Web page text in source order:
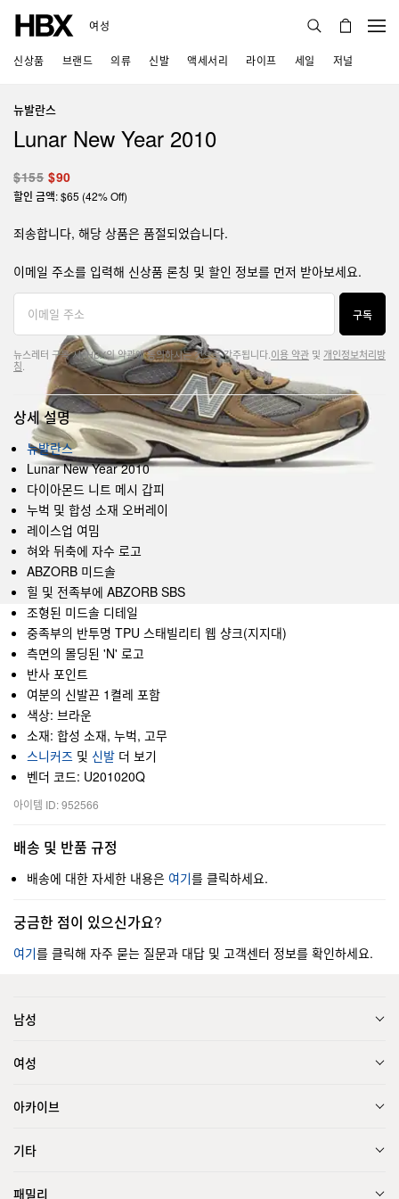
여성
신상품 브랜드 의류 신발 액세서리 라이프 세일 저널
뉴발란스
Lunar New Year 2010
$155 $90
할인 금액: $65 (42% Off)
죄송합니다, 해당 상품은 품절되었습니다.
이메일 주소를 입력해 신상품 론칭 및 할인 정보를 먼저 받아보세요.
구독
뉴스레터 구독 시, HBX의 약관에 동의하시는 것으로 간주됩니다. 이용 약관 및 개인정보처리방
침
상세 설명
뉴발란스
Lunar New Year 2010
다이아몬드 니트 메시 갑피
누벅 및 합성 소재 오버레이
레이스업 여밈
혀와 뒤축에 자수 로고
ABZORB 미드솔
힐 및 전족부에 ABZORB SBS
조형된 미드솔 디테일
중족부의 반투명 TPU 스태빌리티 웹 샹크(지지대)
측면의 몰딩된 'N' 로고
반사 포인트
여분의 신발끈 1켤레 포함
색상: 브라운
소재: 합성 소재, 누벅, 고무
스니커즈 및 신발 더 보기
벤더 코드: U201020Q
아이템 ID: 952566
배송 및 반품 규정
배송에 대한 자세한 내용은 여기를 클릭하세요.
궁금한 점이 있으신가요?
여기를 클릭해 자주 묻는 질문과 대답 및 고객센터 정보를 확인하세요.
남성
여성
아카이브
기타
패밀리